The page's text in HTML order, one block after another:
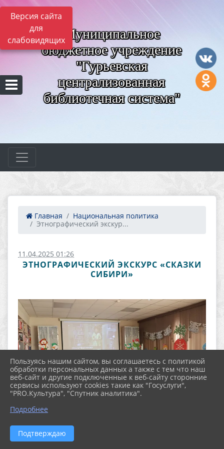
Версия сайта
для
слабовидящих Муниципальное
бюджетное учреждение
"Гурьевская
централизованная
библиотечная система"
Главная
Национальная политика
Этнографический экскур...
11.04.2025 01:26
ЭТНОГРАФИЧЕСКИЙ ЭКСКУРС «СКАЗКИ
СИБИРИ»
Пользуясь нашим сайтом, вы соглашаетесь с политикой
обработки персональных данных а также с тем что наш
веб-сайт и другие подключенные к веб-сайту сторонние
сервисы используют cookies такие как "Госуслуги",
"PRO.Культура", "Спутник аналитика".
Подробнее
Подтверждаю